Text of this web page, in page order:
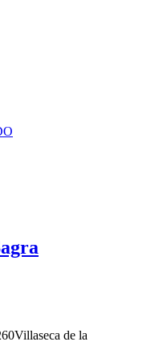
Villaseca de la